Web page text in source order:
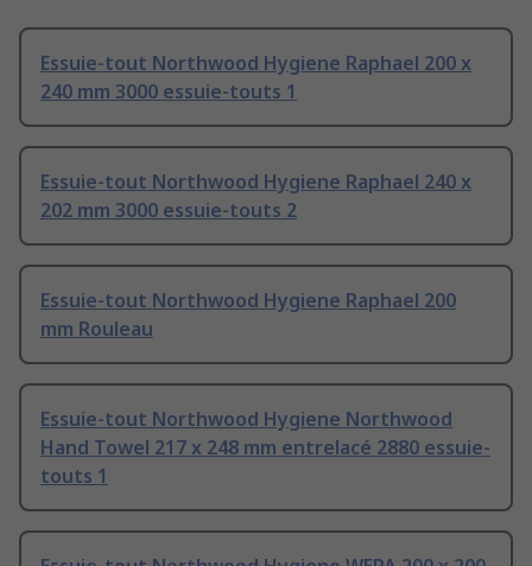
Essuie-tout Northwood Hygiene Raphael 200 x
240 mm 3000 essuie-touts 1
Essuie-tout Northwood Hygiene Raphael 240 x
202 mm 3000 essuie-touts 2
Essuie-tout Northwood Hygiene Raphael 200
mm Rouleau
Essuie-tout Northwood Hygiene Northwood
Hand Towel 217 x 248 mm entrelacé 2880 essuie-
touts 1